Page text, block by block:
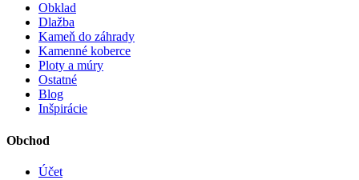
Obklad
Dlažba
Kameň do záhrady
Kamenné koberce
Ploty a múry
Ostatné
Blog
Inšpirácie
Obchod
Účet